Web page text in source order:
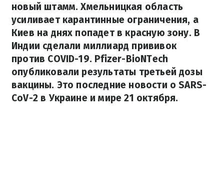
новый штамм. Хмельницкая область
усиливает карантинные ограничения, а
Киев на днях попадет в красную зону. В
Индии сделали миллиард прививок
против COVID-19. Pfizer-BioNTech
опубликовали результаты третьей дозы
вакцины. Это последние новости о SARS-
CoV-2 в Украине и мире 21 октября.